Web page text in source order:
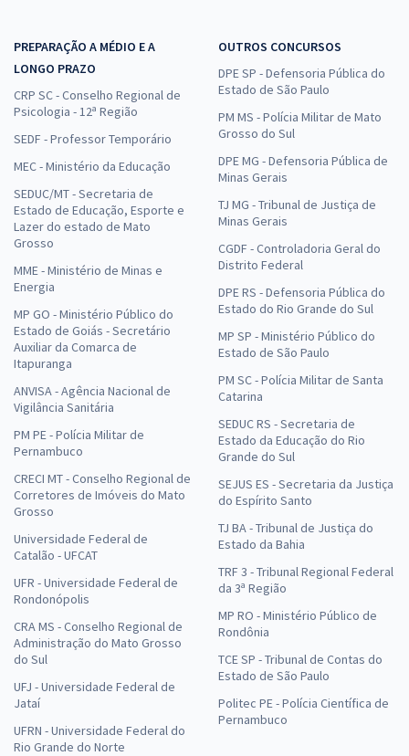
PREPARAÇÃO A MÉDIO E A
LONGO PRAZO
CRP SC - Conselho Regional de
Psicologia - 12ª Região
SEDF - Professor Temporário
MEC - Ministério da Educação
SEDUC/MT - Secretaria de
Estado de Educação, Esporte e
Lazer do estado de Mato
Grosso
MME - Ministério de Minas e
Energia
MP GO - Ministério Público do
Estado de Goiás - Secretário
Auxiliar da Comarca de
Itapuranga
ANVISA - Agência Nacional de
Vigilância Sanitária
PM PE - Polícia Militar de
Pernambuco
CRECI MT - Conselho Regional de
Corretores de Imóveis do Mato
Grosso
Universidade Federal de
Catalão - UFCAT
UFR - Universidade Federal de
Rondonópolis
CRA MS - Conselho Regional de
Administração do Mato Grosso
do Sul
UFJ - Universidade Federal de
Jataí
UFRN - Universidade Federal do
Rio Grande do Norte
OUTROS CONCURSOS
DPE SP - Defensoria Pública do
Estado de São Paulo
PM MS - Polícia Militar de Mato
Grosso do Sul
DPE MG - Defensoria Pública de
Minas Gerais
TJ MG - Tribunal de Justiça de
Minas Gerais
CGDF - Controladoria Geral do
Distrito Federal
DPE RS - Defensoria Pública do
Estado do Rio Grande do Sul
MP SP - Ministério Público do
Estado de São Paulo
PM SC - Polícia Militar de Santa
Catarina
SEDUC RS - Secretaria de
Estado da Educação do Rio
Grande do Sul
SEJUS ES - Secretaria da Justiça
do Espírito Santo
TJ BA - Tribunal de Justiça do
Estado da Bahia
TRF 3 - Tribunal Regional Federal
da 3ª Região
MP RO - Ministério Público de
Rondônia
TCE SP - Tribunal de Contas do
Estado de São Paulo
Politec PE - Polícia Científica de
Pernambuco